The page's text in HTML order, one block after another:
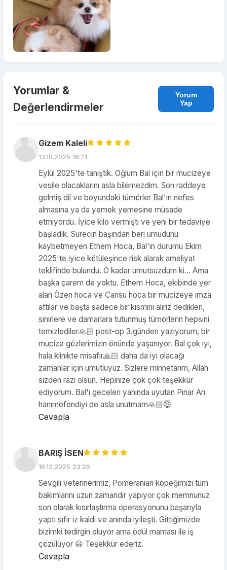
Yorumlar &
Değerlendirmeler
Yorum
Yap
Gizem Kaleli
13.10.2025 16:21
Eylül 2025'te tanıştık. Oğlum Bal için bir mucizeye
vesile olacaklarını asla bilemezdim. Son raddeye
gelmiş dil ve boyundaki tümörler Bal'ın nefes
almasına ya da yemek yemesine müsade
etmiyordu. İyice kilo vermişti ve yeni bir tedaviye
başladık. Sürecin başından beri umudunu
kaybetmeyen Ethem Hoca, Bal'ın durumu Ekim
2025'te iyice kötüleşince risk alarak ameliyat
teklifinde bulundu. O kadar umutsuzdum ki... Ama
başka çarem de yoktu. Ethem Hoca, ekibinde yer
alan Özen hoca ve Cansu hoca bir mucizeye imza
attılar ve başta sadece bir kısmını alırız dedikleri,
sinirlere ve damarlara tutunmuş tümörlerin hepsini
temizlediler🙏🏻 post-op 3.günden yazıyorum, bir
mucize gözlerimizin önünde yaşanıyor. Bal çok iyi,
hala klinikte misafir🙏🏻 daha da iyi olacağı
zamanlar için umutluyuz. Sizlere minnetarım, Allah
sizden razı olsun. Hepinize çok çok teşekkür
ediyorum. Bal'ı geceleri yanında uyutan Pınar Arı
hanımefendiyi de asla unutmam🙏🏻😇
Cevapla
BARIŞ İSEN
16.12.2025 23:26
Sevgili veterinerimiz, Pomeranian köpeğimizi tüm
bakımlarını uzun zamandır yapıyor çok memnunuz
son olarak kısırlaştırma operasyonunu başarıyla
yaptı sıfır iz kaldı ve anında iyileşti. Gittiğimizde
bizimki tedirgin oluyor ama ödül maması ile iş
çözülüyor 😃 Teşekkür ederiz.
Cevapla